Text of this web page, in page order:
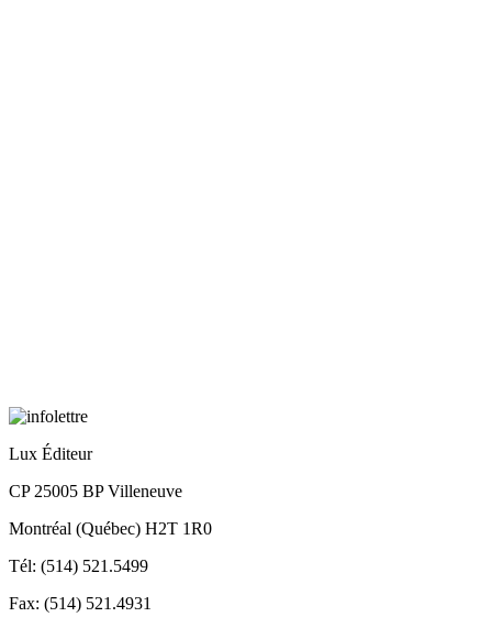
Lux Éditeur
CP 25005 BP Villeneuve
Montréal (Québec) H2T 1R0
Tél: (514) 521.5499
Fax: (514) 521.4931